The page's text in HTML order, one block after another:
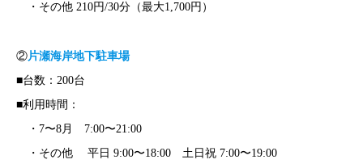
・その他 210円/30分（最大1,700円）
②片瀬海岸地下駐車場
■台数：200台
■利用時間：
・7〜8月 7:00〜21:00
・その他 平日 9:00〜18:00 土日祝 7:00〜19:00